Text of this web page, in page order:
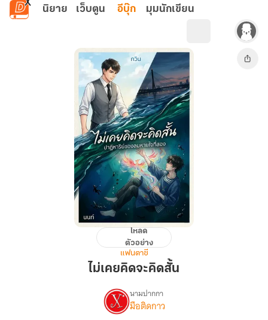
ข้ามไปยังเนื้อหาหลัก
นิยาย เว็บตูน อีบุ๊ก มุมนักเขียน
โหลด
ตัวอย่าง
แฟนตาซี
ไม่เคยคิดจะคิดสั้น
เรื่อง
นามปากกา
มือติดกาว